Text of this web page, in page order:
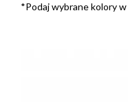
*Podaj wybrane kolory w